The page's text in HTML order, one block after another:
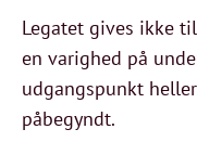
Legatet gives ikke
en varighed på
udgangspunkt
påbegyndt.